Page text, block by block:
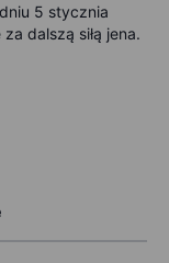
5 stycznia
dalszą siłą jena.